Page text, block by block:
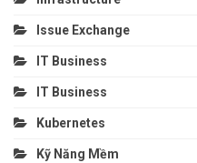
Issue Exchange
IT Business
IT Business
Kubernetes
Kỹ Năng Mềm